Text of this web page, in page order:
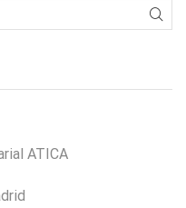
ATICA